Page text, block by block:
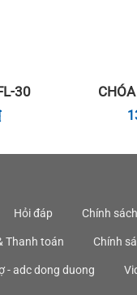
30
Hỏi đáp Chính
Thanh toán Chính
- adc dong duong